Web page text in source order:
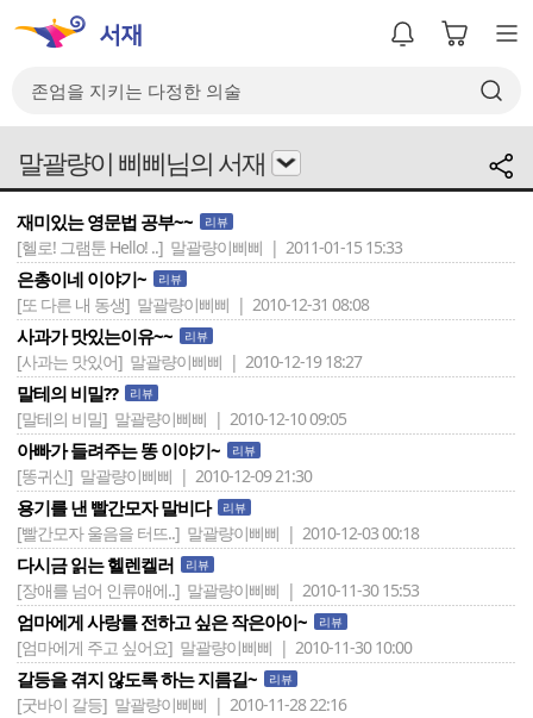
말괄량이 삐삐님의 서재
재미있는 영문법 공부~~ 리뷰
[헬로! 그램툰 Hello! ..] 말괄량이삐삐 | 2011-01-15 15:33
은총이네 이야기~ 리뷰
[또 다른 내 동생] 말괄량이삐삐 | 2010-12-31 08:08
사과가 맛있는이유~~ 리뷰
[사과는 맛있어] 말괄량이삐삐 | 2010-12-19 18:27
말테의 비밀?? 리뷰
[말테의 비밀] 말괄량이삐삐 | 2010-12-10 09:05
아빠가 들려주는 똥 이야기~ 리뷰
[똥귀신] 말괄량이삐삐 | 2010-12-09 21:30
용기를 낸 빨간모자 말비다 리뷰
[빨간모자 울음을 터뜨..] 말괄량이삐삐 | 2010-12-03 00:18
다시금 읽는 헬렌켈러 리뷰
[장애를 넘어 인류애에..] 말괄량이삐삐 | 2010-11-30 15:53
엄마에게 사랑를 전하고 싶은 작은아이~ 리뷰
[엄마에게 주고 싶어요] 말괄량이삐삐 | 2010-11-30 10:00
갈등을 겪지 않도록 하는 지름길~ 리뷰
[굿바이 갈등] 말괄량이삐삐 | 2010-11-28 22:16